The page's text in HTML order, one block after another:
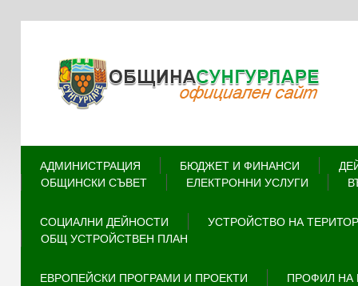
АДМИНИСТРАЦИЯ БЮДЖЕТ И ФИНАНСИ
ОБЩИНСКИ СЪВЕТ
ЕЛЕКТРОННИ УСЛУГИ
СОЦИАЛНИ ДЕЙНОСТИ
УСТРОЙСТВО НА
ОБЩ УСТРОЙСТВЕН ПЛАН
ЕВРОПЕЙСКИ ПРОГРАМИ И ПРОЕКТИ ПРОФИЛ НА